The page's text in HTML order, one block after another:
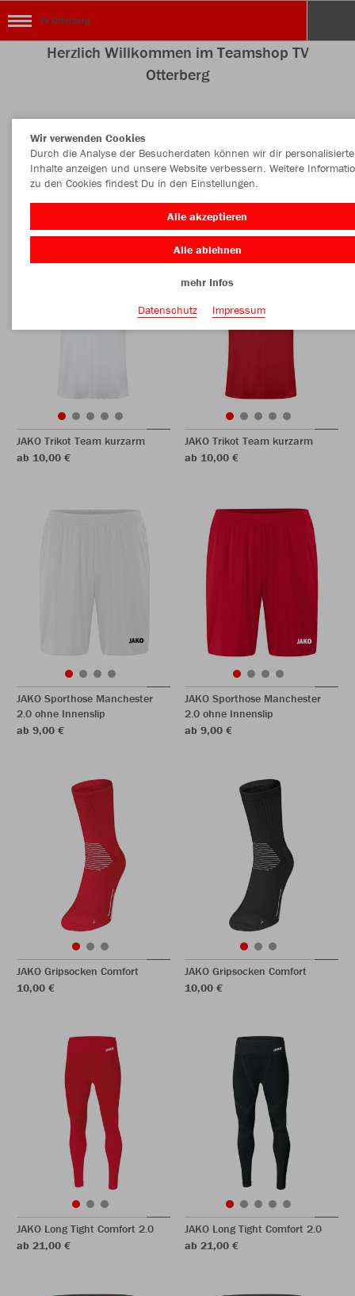
TV Otterberg
Herzlich Willkommen im Teamshop TV
Otterberg
Nachhaltig Farbe
JAKO Trikot Team kurzarm
ab 10,00 €
JAKO Trikot Team kurzarm
ab 10,00 €
JAKO Sporthose Manchester
2.0 ohne Innenslip
ab 9,00 €
JAKO Sporthose Manchester
2.0 ohne Innenslip
ab 9,00 €
JAKO Gripsocken Comfort
10,00 €
JAKO Gripsocken Comfort
10,00 €
JAKO Long Tight Comfort 2.0
ab 21,00 €
JAKO Long Tight Comfort 2.0
ab 21,00 €
Wir verwenden Cookies
Durch die Analyse der Besucherdaten können wir dir personalisierte
Inhalte anzeigen und unsere Website verbessern. Weitere
zu den Cookies findest Du in den Einstellungen.
Alle akzeptieren
Alle ablehnen
mehr Infos
Datenschutz
Impressum